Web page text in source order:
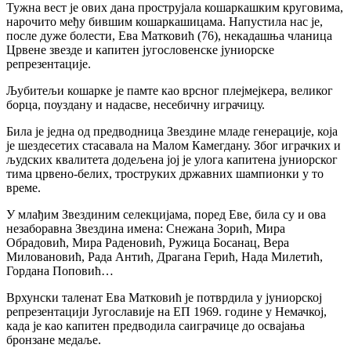
Тужна вест је ових дана прострујала кошаркашким круговима,
нарочито међу бившим кошаркашицама. Напустила нас је,
после дуже болести, Ева Матковић (76), некадашња чланица
Црвене звезде и капитен југословенске јуниорске
репрезентације.
Љубитељи кошарке је памте као врсног плејмејкера, великог
борца, поуздану и надасве, несебичну играчицу.
Била је једна од предводница Звездине младе генерације, која
је шездесетих стасавала на Малом Камегдану. Због играчких и
људских квалитета додељена јој је улога капитена јуниорског
тима црвено-белих, троструких државних шампионки у то
време.
У млађим Звездиним селекцијама, поред Еве, била су и ова
незаборавна Звездина имена: Снежана Зорић, Мира
Обрадовић, Мира Раденовић, Ружица Босанац, Вера
Миловановић, Рада Антић, Драгана Герић, Нада Милетић,
Гордана Поповић…
Врхунски таленат Ева Матковић је потврдила у јуниорској
репрезентацији Југославије на ЕП 1969. године у Немачкој,
када је као капитен предводила саиграчице до освајања
бронзане медаље.